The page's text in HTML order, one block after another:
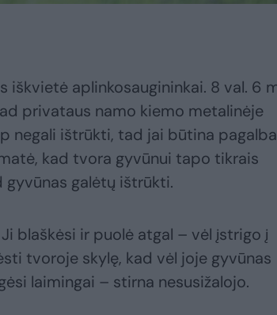
iškvietė aplinkosaugininkai. 8 val. 6
privataus namo kiemo metalinėje
negali ištrūkti, tad jai būtina
kad tvora gyvūnui tapo tikrais
galėtų ištrūkti.
blaškėsi ir puolė atgal – vėl įstrigo į
tvoroje skylę, kad vėl joje gyvūnas
laimingai – stirna nesusižalojo.